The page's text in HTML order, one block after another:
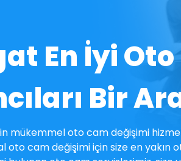
En İyi Oto
Bir
mükemmel oto cam değişimi
oto cam değişimi için size en yakın